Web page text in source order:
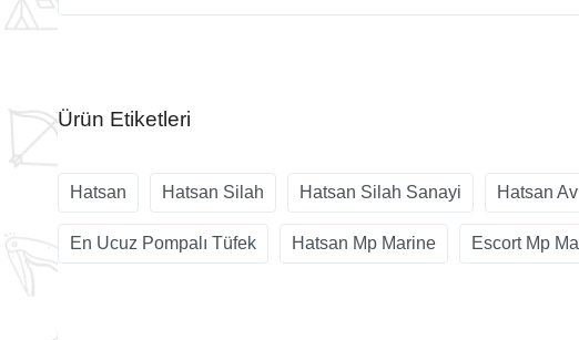
Ürün Etiketleri
Hatsan Hatsan Silah Hatsan Silah Sanayi Hatsan
En Ucuz Pompalı Tüfek Hatsan Mp Marine Escort Mp